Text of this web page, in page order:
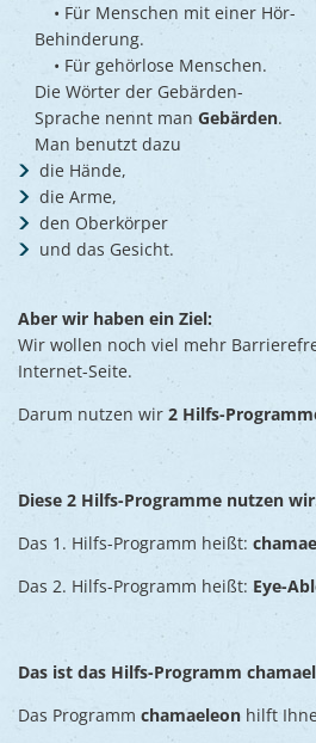
• Für Menschen mit einer Hör-
Behinderung.
• Für gehörlose Menschen.
Die Wörter der Gebärden-
Sprache nennt man Gebärden.
Man benutzt dazu
die Hände,
die Arme,
den Oberkörper
und das Gesicht.
Aber wir haben ein Ziel:
Wir wollen noch viel mehr
Internet-Seite.
Darum nutzen wir 2 Hilfs-
Diese 2 Hilfs-Programme nutzen
Das 1. Hilfs-Programm heißt:
Das 2. Hilfs-Programm heißt: Eye-
Das ist das Hilfs-Programm
Das Programm chamaeleon hilft